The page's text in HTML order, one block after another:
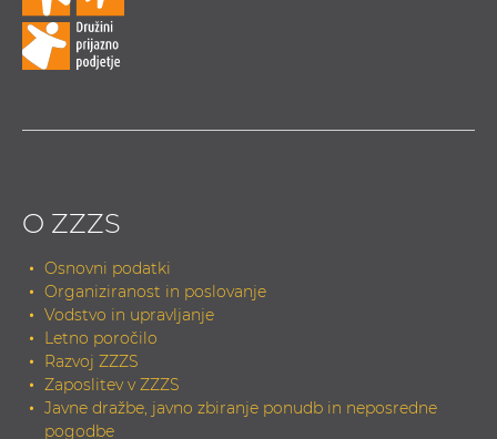
O ZZZS
Osnovni podatki
Organiziranost in poslovanje
Vodstvo in upravljanje
Letno poročilo
Razvoj ZZZS
Zaposlitev v ZZZS
Javne dražbe, javno zbiranje ponudb in neposredne
pogodbe